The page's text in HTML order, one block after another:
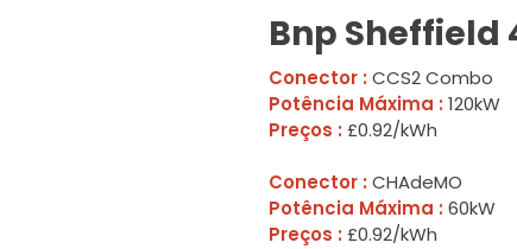
Bnp Sheffield
Conector : CCS2 Combo
Potência Máxima : 120kW
Preços : £0.92/kWh
Conector : CHAdeMO
Potência Máxima : 60kW
Preços : £0.92/kWh